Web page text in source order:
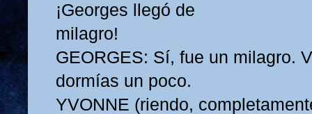
¡Georges llegó de
milagro!
GEORGES: Sí, fue un milagro.
dormías un poco.
YVONNE (riendo,